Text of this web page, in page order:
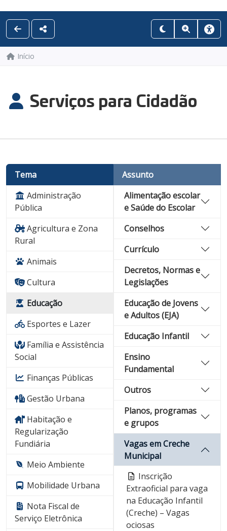
Início
Serviços para Cidadão
Tema
Administração
Pública
Agricultura e Zona
Rural
Animais
Cultura
Educação
Esportes e Lazer
Família e Assistência
Social
Finanças Públicas
Gestão Urbana
Habitação e
Regularização
Fundiária
Meio Ambiente
Mobilidade Urbana
Nota Fiscal de
Serviço Eletrônica
Assunto
Alimentação escolar
e Saúde do Escolar
Conselhos
Currículo
Decretos, Normas e
Legislações
Educação de Jovens
e Adultos (EJA)
Educação Infantil
Ensino
Fundamental
Outros
Planos, programas
e grupos
Vagas em Creche
Municipal
Inscrição
Extraoficial para vaga
na Educação Infantil
(Creche) – Vagas
ociosas